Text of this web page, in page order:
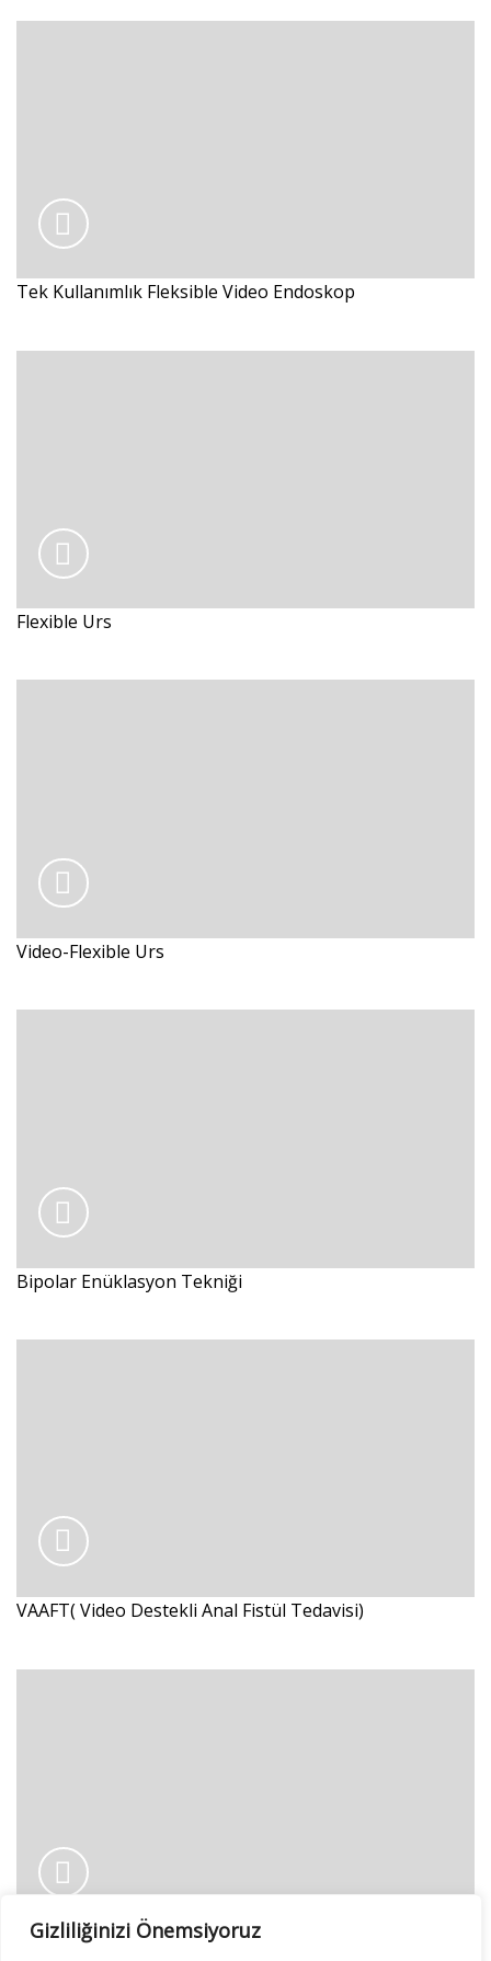
Gizliliğinizi Önemsiyoruz
Tek Kullanımlık Fleksible Video Endoskop
Flexible Urs
Video-Flexible Urs
Bipolar Enüklasyon Tekniği
VAAFT( Video Destekli Anal Fistül Tedavisi)
Laparoskopik Kolesistektomide ICG Kullanımı